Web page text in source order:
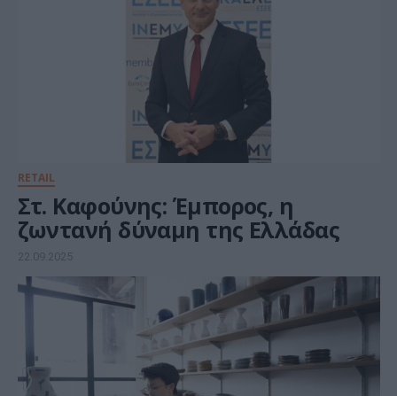
RETAIL
Στ. Καφούνης: Έμπορος, η
ζωντανή δύναμη της Ελλάδας
22.09.2025